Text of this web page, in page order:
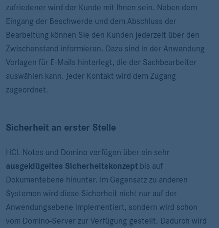
zufriedener wird der Kunde mit Ihnen sein. Neben dem
Eingang der Beschwerde und dem Abschluss der
Bearbeitung können Sie den Kunden jederzeit über den
Zwischenstand informieren. Dazu sind in der Anwendung
Vorlagen für E-Mails hinterlegt, die der Sachbearbeiter
auswählen kann. Jeder Kontakt wird dem Zugang
zugeordnet.
Sicherheit an erster Stelle
HCL Notes und Domino verfügen über ein sehr
ausgeklügeltes Sicherheitskonzept bis auf
Dokumentebene hinunter. Im Gegensatz zu anderen
Systemen wird diese Sicherheit nicht nur auf der
Anwendungsebene implementiert, sondern wird schon
vom Domino-Server zur Verfügung gestellt. Dadurch wird